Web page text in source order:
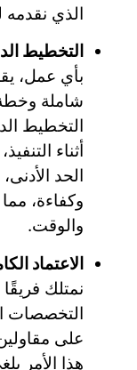
الذي نقدمه
التخطيط
بأي عمل،
شاملة
التخطيط
أثناء
الحد
وكفاءة،
والوقت.
الاعتماد
نمتلك
التخصصات
على
هذا الأمر